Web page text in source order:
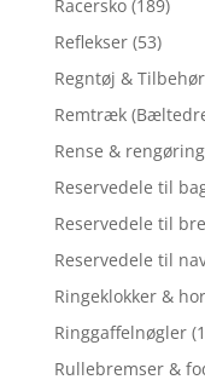
Racersko (189)
Reflekser (53)
Regntøj & Tilbehør
Remtræk
Rense &
Reservedele til
Reservedele til
Reservedele til
Ringeklokker &
Ringgaffelnøgler
Rullebremser &